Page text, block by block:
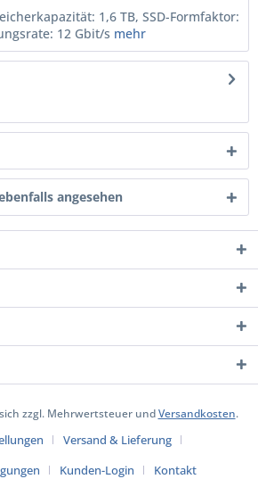
1,6 TB, SSD-Formfaktor:
12 Gbit/s mehr
angesehen
zzgl. Mehrwertsteuer undVersandkosten.
Versand & Lieferung
Kunden-Login Kontakt